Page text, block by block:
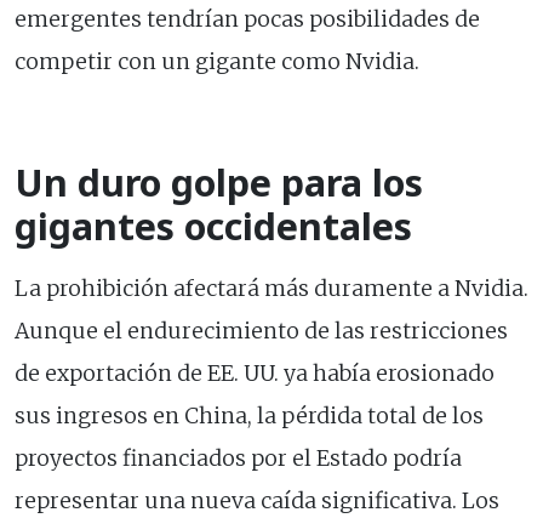
emergentes tendrían pocas posibilidades de
competir con un gigante como Nvidia.
Un duro golpe para los
gigantes occidentales
La prohibición afectará más duramente a Nvidia.
Aunque el endurecimiento de las restricciones
de exportación de EE. UU. ya había erosionado
sus ingresos en China, la pérdida total de los
proyectos financiados por el Estado podría
representar una nueva caída significativa. Los